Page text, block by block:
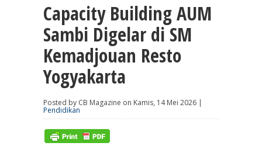
Capacity Building AUM
Sambi Digelar di SM
Kemadjouan Resto
Yogyakarta
Posted by CB Magazine on Kamis, 14 Mei 2026 |
Pendidikan